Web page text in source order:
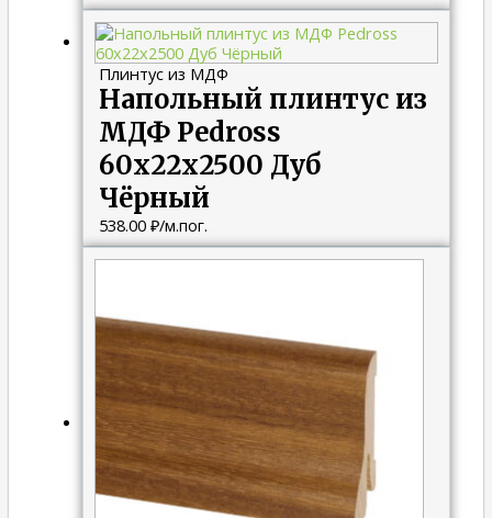
Плинтус из МДФ
Напольный плинтус из
МДФ Pedross
60х22х2500 Дуб
Чёрный
538.00 ₽/м.пог.